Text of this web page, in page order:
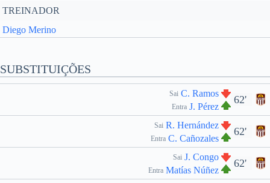
TREINADOR
Diego Merino
SUBSTITUIÇÕES
62'
Sai C. Ramos
Entra J. Pérez
62'
Sai R. Hernández
Entra C. Cañozales
62'
Sai J. Congo
Entra Matías Núñez